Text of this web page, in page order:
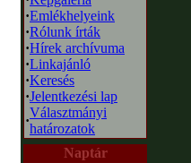
·Emlékhelyeink
·Rólunk írták
·Hírek archívuma
·Linkajánló
·Keresés
·Jelentkezési lap
·
Választmányi
határozatok
Naptár